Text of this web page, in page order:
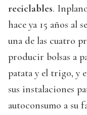
reciclables.
hace ya 15 años al
una de las cuatro
producir bolsas a
patata y el trigo, y
sus instalaciones
autoconsumo a su